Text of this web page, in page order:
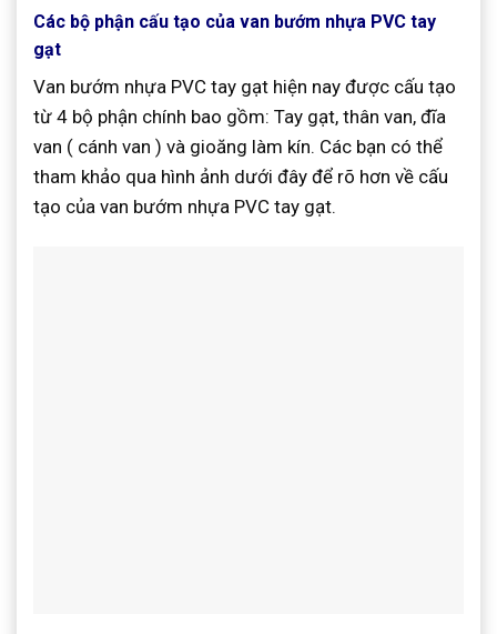
Các bộ phận cấu tạo của van bướm nhựa PVC tay
gạt
Van bướm nhựa PVC tay gạt hiện nay được cấu tạo
từ 4 bộ phận chính bao gồm: Tay gạt, thân van, đĩa
van ( cánh van ) và gioăng làm kín. Các bạn có thể
tham khảo qua hình ảnh dưới đây để rõ hơn về cấu
tạo của van bướm nhựa PVC tay gạt.